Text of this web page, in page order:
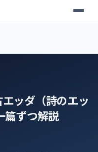
ッダ（詩のエッ
ずつ解説